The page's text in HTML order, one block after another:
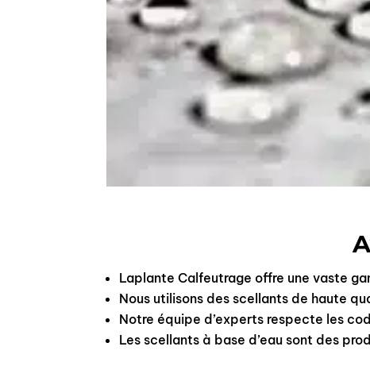
Laplante Calfeutrage offre une vaste
Nous utilisons des scellants de haute
Notre équipe d’experts respecte les
Les scellants à base d’eau sont des